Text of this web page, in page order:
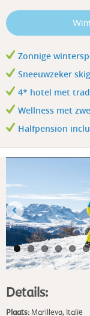
Zonnige
Sneeuwzeker
4* hotel met
Wellness met
Halfpension
Details:
Plaats: Marilleva, Italië